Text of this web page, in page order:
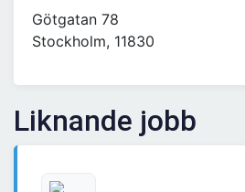
Götgatan 78
Stockholm, 11830
Liknande jobb